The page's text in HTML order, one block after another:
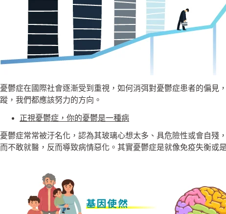
憂鬱症在國際社會逐漸受到重視，如何消弭對憂鬱症患者的偏見
蹤，我們都應該努力的方向。
正視憂鬱症，你的憂鬱是一種病
憂鬱症常常被汙名化，認為其玻璃心想太多、具危險性或會自
而不敢就醫，反而導致病情惡化。其實憂鬱症是就像免疫失衡或